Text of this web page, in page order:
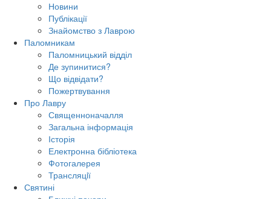
Новини
Публікації
Знайомство з Лаврою
Паломникам
Паломницький відділ
Де зупинитися?
Що відвідати?
Пожертвування
Про Лавру
Священноначалля
Загальна інформація
Історія
Електронна бібліотека
Фотогалерея
Трансляцiї
Святині